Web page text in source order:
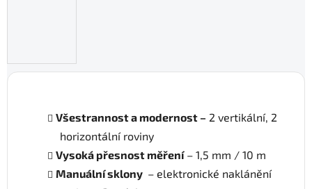
Všestrannost a modernost – 2 vertikální, 2
horizontální roviny
Vysoká přesnost měření – 1,5 mm / 10 m
Manuální sklony – elektronické naklánění